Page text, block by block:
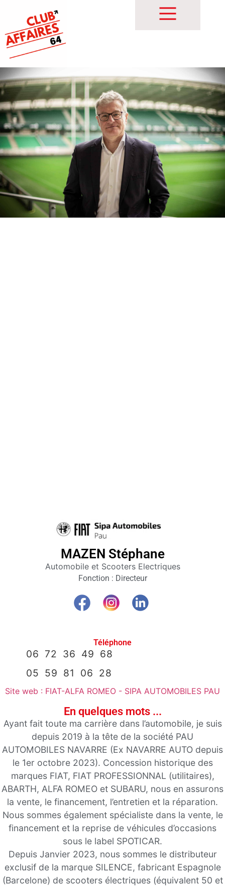
A propos
MAZEN Stéphane
Automobile et Scooters Electriques
Fonction : Directeur
Téléphone
06 72 36 49 68
05 59 81 06 28
Site web : FIAT-ALFA ROMEO - SIPA AUTOMOBILES PAU
En quelques mots ...
Ayant fait toute ma carrière dans l’automobile, je suis
depuis 2019 à la tête de la société PAU
AUTOMOBILES NAVARRE (Ex NAVARRE AUTO depuis
le 1er octobre 2023). Concession historique des
marques FIAT, FIAT PROFESSIONNAL (utilitaires),
ABARTH, ALFA ROMEO et SUBARU, nous en assurons
la vente, le financement, l’entretien et la réparation.
Nous sommes également spécialiste dans la vente, le
financement et la reprise de véhicules d’occasions
sous le label SPOTICAR.
Depuis Janvier 2023, nous sommes le distributeur
exclusif de la marque SILENCE, fabricant Espagnole
(Barcelone) de scooters électriques (équivalent 50 et